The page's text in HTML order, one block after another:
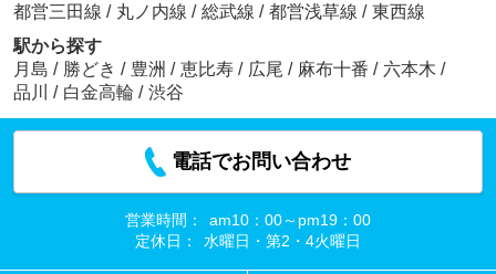
都営三田線 / 丸ノ内線 / 総武線 / 都営浅草線 / 東西線
駅から探す
月島 / 勝どき / 豊洲 / 恵比寿 / 広尾 / 麻布十番 / 六本木 /
品川
/ 白金高輪 / 渋谷
電話でお問い合わせ
営業時間：
am10：00～pm19：00
定休日：
水曜日・第2・4火曜日